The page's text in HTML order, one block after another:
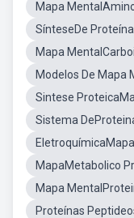
Mapa
SínteseDe
Mapa
Modelos De Mapa
Sintese
Sistema
MapaMetabolico
Mapa
Proteínas